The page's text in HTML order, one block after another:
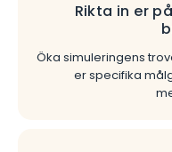
Rikta in er
Öka simuleringens
er specifika